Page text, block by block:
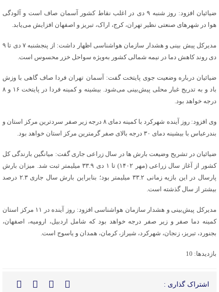
ضیائیان افزود: روز شنبه ۹ دی در اغلب نقاط کشور آسمان صاف است و آلودگی
هوا در شهرهای صنعتی نظیر تهران، کرج، اراک، تبریز و اصفهان افزایش می‌یابد.
مدیرکل پیش بینی و هشدار سازمان هواشناسی اظهار داشت: از پنجشنبه ۷ دی تا ۹
دی روند کاهش دما در نیمه شمالی کشور به‌ویژه سواحل خزر محسوس است.
ضیائیان درباره وضعیت جوی پایتخت گفت: آسمان تهران فردا صاف گاهی با وزش
باد و به تدریج غبار محلی پیش‌بینی می‌شود. بیشینه و کمینه فردا در پایتخت ۱۶ و ۸
درجه خواهد بود.
وی افزود: روز آینده شهرکرد با کمینه دمای ۸ درجه زیر صفر سردترین مرکز استان و
بندرعباس با بیشینه دمای ۳۰ درجه بالای صفر گرمترین مرکز استان خواهد بود.
ضیائیان در تشریح وضیعت بارش ها در سال زراعی جاری گفت: میانگین بارندگی کل
کشور از آغاز سال زراعی (مهر ۱۴۰۲) تا ۱ دی ۳۳.۹ میلیمتر ثبت شد. میزان بارش
پارسال در این بازیه زمانی ۳۳.۲ میلیمتر بود؛ بنابراین بارش سال جاری ۲.۳ درصد
بیشتر از سال گذشته است.
مدیرکل پیش‌بینی و هشدار سازمان هواشناسی افزود: روز آینده در ۱۱ مرکز استان
کمینه دما صفر و زیر صفر درجه خواهد بود که شامل اردبیل، ارومیه، اصفهان،
بجنورد، تبریز، زنجان، شهرکرد، شیراز، کرمان، همدان و یاسوج است.
بازدیدها: 10
اشتراک گذاری :